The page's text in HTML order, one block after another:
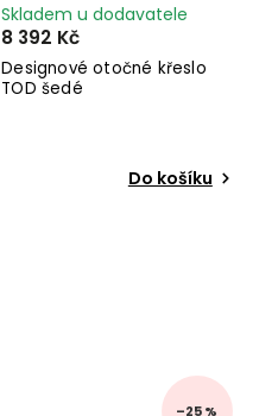
Designové otočné křeslo
TOD šedé
Skladem u dodavatele
8 392 Kč
Do košíku
–25 %